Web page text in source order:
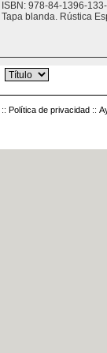
ISBN: 978-84-1396-
Tapa blanda. Rústica
:: Política de privacidad ::